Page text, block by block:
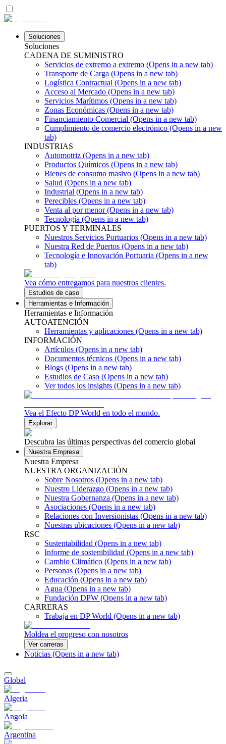
Soluciones
Soluciones
CADENA DE SUMINISTRO
Servicios de extremo a extremo (Opens in a new tab)
Transporte de Carga (Opens in a new tab)
Logística Contractual (Opens in a new tab)
Acceso al Mercado (Opens in a new tab)
Servicios Marítimos (Opens in a new tab)
Zonas Económicas (Opens in a new tab)
Financiamiento Comercial (Opens in a new tab)
Cumplimiento de comercio electrónico (Opens in a new
tab)
INDUSTRIAS
Automotriz (Opens in a new tab)
Productos Químicos (Opens in a new tab)
Bienes de consumo masivo (Opens in a new tab)
Salud (Opens in a new tab)
Industrial (Opens in a new tab)
Perecibles (Opens in a new tab)
Venta al por menor(Opens in a new tab)
Tecnología (Opens in a new tab)
PUERTOS Y TERMINALES
Nuestros Servicios Portuarios (Opens in a new tab)
Nuestra Red de Puertos (Opens in a new tab)
Tecnología e Innovación Portuaria (Opens in a new
tab)
Vea cómo entregamos para nuestros clientes.
Estudios de caso
Herramientas e Información
Herramientas e Información
AUTOATENCIÓN
Herramientas y aplicaciones (Opens in a new tab)
INFORMACIÓN
Artículos (Opens in a new tab)
Documentos técnicos (Opens in a new tab)
Blogs (Opens in a new tab)
Estudios de Caso (Opens in a new tab)
Ver todos los insights (Opens in a new tab)
Vea el Efecto DP World en todo el mundo.
Explorar
Descubra las últimas perspectivas del comercio global
Nuestra Empresa
Nuestra Empresa
NUESTRA ORGANIZACIÓN
Sobre Nosotros (Opens in a new tab)
Nuestro Liderazgo (Opens in a new tab)
Nuestra Gobernanza (Opens in a new tab)
Asociaciones (Opens in a new tab)
Relaciones con Inversionistas (Opens in a new tab)
Nuestras ubicaciones (Opens in a new tab)
RSC
Sustentabilidad (Opens in a new tab)
Informe de sostenibilidad (Opens in a new tab)
Cambio Climático (Opens in a new tab)
Personas (Opens in a new tab)
Educación (Opens in a new tab)
Agua (Opens in a new tab)
Fundación DPW (Opens in a new tab)
CARRERAS
Trabaja en DP World (Opens in a new tab)
Moldea el progreso con nosotros
Ver carreras
Noticias (Opens in a new tab)
Global
Algeria
Angola
Argentina